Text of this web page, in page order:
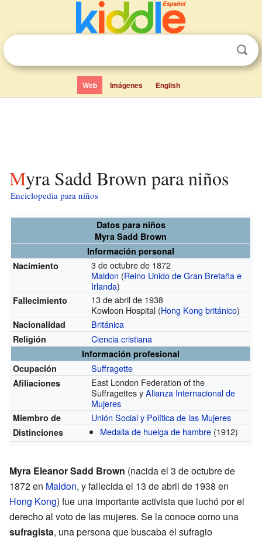
Web Imágenes English
Myra Sadd Brown para niños
Enciclopedia para niños
Datos para niños
Myra Sadd Brown
Información personal
Nacimiento
3 de octubre de 1872
Maldon (Reino Unido de Gran Bretaña e
Irlanda)
Fallecimiento
13 de abril de 1938
Kowloon Hospital (Hong Kong británico)
Nacionalidad Británica
Religión Ciencia cristiana
Información profesional
Ocupación
Suffragette
Afiliaciones
East London Federation of the
Suffragettes yAlianza Internacional de
Mujeres
Miembro de Unión Social y Política de las Mujeres
Distinciones Medalla de huelga de hambre (1912)
Myra Eleanor Sadd Brown (nacida el 3 de octubre de
1872 en Maldon, y fallecida el 13 de abril de 1938 en
Hong Kong) fue una importante activista que luchó por el
derecho al voto de las mujeres. Se la conoce como una
sufragista, una persona que buscaba el sufragio